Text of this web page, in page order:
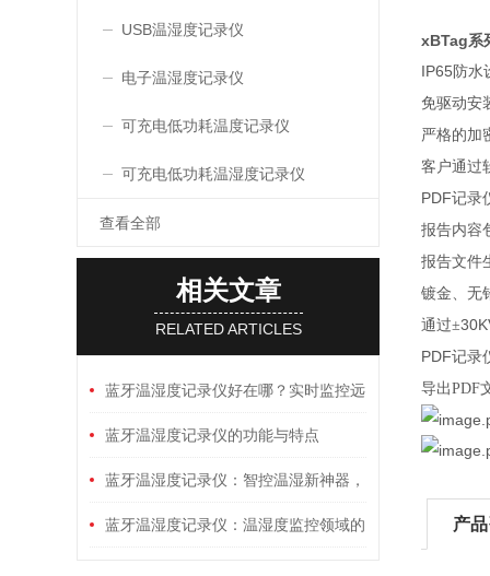
USB温湿度记录仪
电子温湿度记录仪
可充电低功耗温度记录仪
可充电低功耗温湿度记录仪
查看全部
相关文章
RELATED ARTICLES
蓝牙温湿度记录仪好在哪？实时监控远
不远？数据安全吗？仓储冷链神器！
蓝牙温湿度记录仪的功能与特点
蓝牙温湿度记录仪：智控温湿新神器，
操作简单
蓝牙温湿度记录仪：温湿度监控领域的
xBTag系
IP65 防水
免驱动安
严格的加
客户通过
PDF记录
报告内容
报告文件
镀金、无
通过±
PDF记录
导出PDF
产